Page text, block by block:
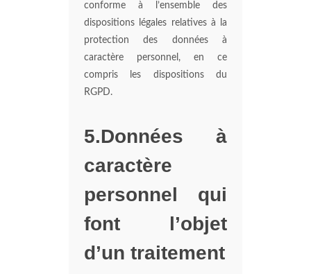
conforme à l’ensemble des
dispositions légales relatives à la
protection des données à
caractère personnel, en ce
compris les dispositions du
RGPD.
5.Données à
caractère
personnel qui
font l’objet
d’un traitement